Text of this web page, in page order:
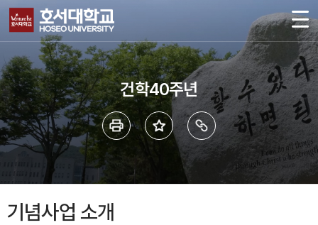
건학40주년
기념사업 소개